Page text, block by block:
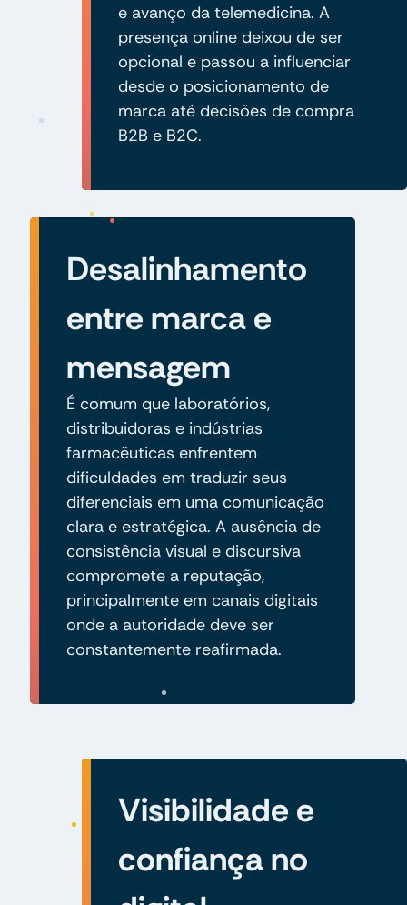
e avanço da telemedicina. A
presença online deixou de ser
opcional e passou a influenciar
desde o posicionamento de
marca até decisões de compra
B2B e B2C.
Desalinhamento
entre marca e
mensagem
É comum que laboratórios,
distribuidoras e indústrias
farmacêuticas enfrentem
dificuldades em traduzir seus
diferenciais em uma comunicação
clara e estratégica. A ausência de
consistência visual e discursiva
compromete a reputação,
principalmente em canais digitais
onde a autoridade deve ser
constantemente reafirmada.
Visibilidade e
confiança no